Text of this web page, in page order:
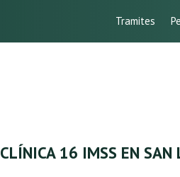
Tramites
CLÍNICA 16 IMSS EN SAN